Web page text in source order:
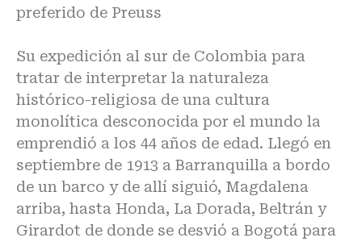
preferido de Preuss
Su expedición al sur de Colombia para
tratar de interpretar la naturaleza
histórico-religiosa de una cultura
monolítica desconocida por el mundo la
emprendió a los 44 años de edad. Llegó en
septiembre de 1913 a Barranquilla a bordo
de un barco y de allí siguió, Magdalena
arriba, hasta Honda, La Dorada, Beltrán y
Girardot de donde se desvió a Bogotá para